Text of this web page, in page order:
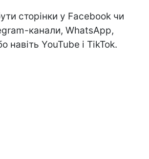
сторінки у Facebook чи
канали, WhatsApp,
навіть YouTube і TikTok.